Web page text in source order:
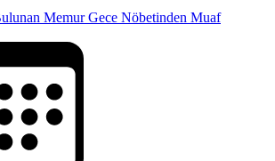
Memur Gece Nöbetinden Muaf